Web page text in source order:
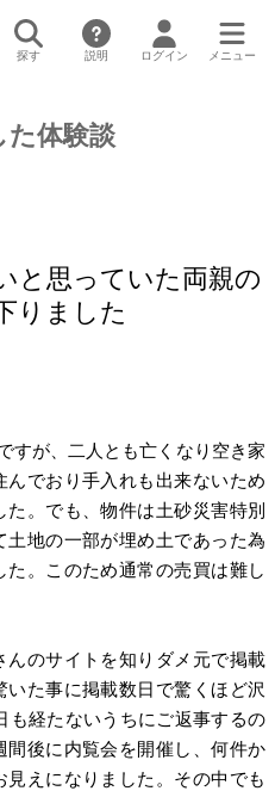
探す 説明 ログイン メニュー
た体験談
と思っていた両親の
りました
すが、二人とも亡くなり空き家
でおり手入れも出来ないため
。でも、物件は土砂災害特別
地の一部が埋め土であった為
。このため通常の売買は難し
のサイトを知りダメ元で掲載
た事に掲載数日で驚くほど沢
経たないうちにご返事するの
後に内覧会を開催し、何件か
えになりました。その中でも